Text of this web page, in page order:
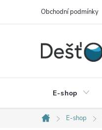
Obchodní podmínky
E-shop
Domů
E-shop